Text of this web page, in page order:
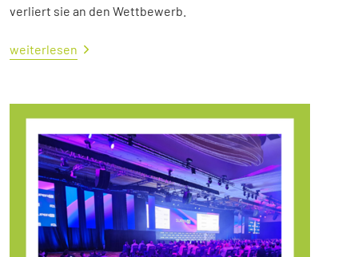
verliert sie an den Wettbewerb.
weiterlesen